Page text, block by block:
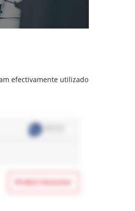
efectivamente utilizado